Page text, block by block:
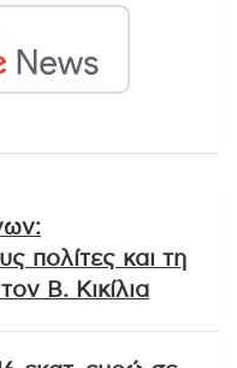
πολίτες και τη
Β. Κικίλια